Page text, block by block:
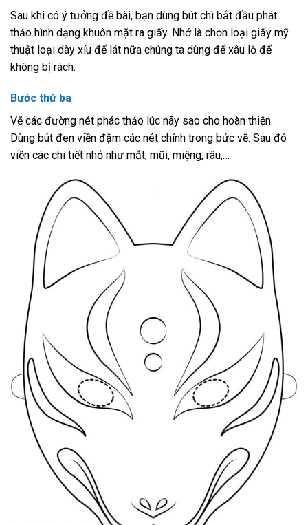
Sau khi có ý tưởng đề bài, bạn dùng bút chì bắt đầu phát
thảo hình dạng khuôn mặt ra giấy. Nhớ là chọn loại giấy mỹ
thuật loại dày xíu để lát nữa chúng ta dùng để xâu lỗ để
không bị rách.
Bước thứ ba
Vẽ các đường nét phác thảo lúc nãy sao cho hoàn thiện.
Dùng bút đen viền đậm các nét chính trong bức vẽ. Sau đó
viền các chi tiết nhỏ như mắt, mũi, miệng, râu,…